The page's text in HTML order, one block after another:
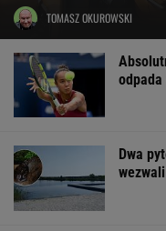
TOMASZ OKUROWSKI
Dwa